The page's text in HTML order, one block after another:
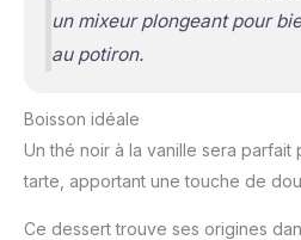
un mixeur plongeant pour
au potiron.
Boisson idéale
Un thé noir à la vanille sera
tarte, apportant une touche de
Ce dessert trouve ses origines